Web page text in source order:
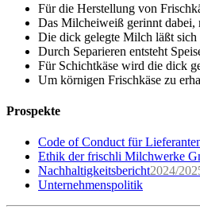
Für die Herstellung von
Das Milcheiweiß gerinnt dabei,
Die dick gelegte Milch läßt sich
Durch Separieren entsteht
Für Schichtkäse wird die dick
Um körnigen Frischkäse zu
Prospekte
Code of Conduct für
Ethik der frischli Milchwerke
Nachhaltigkeitsbericht2024/
Unternehmenspolitik